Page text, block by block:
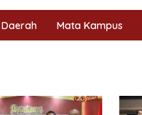
Mata Kampus